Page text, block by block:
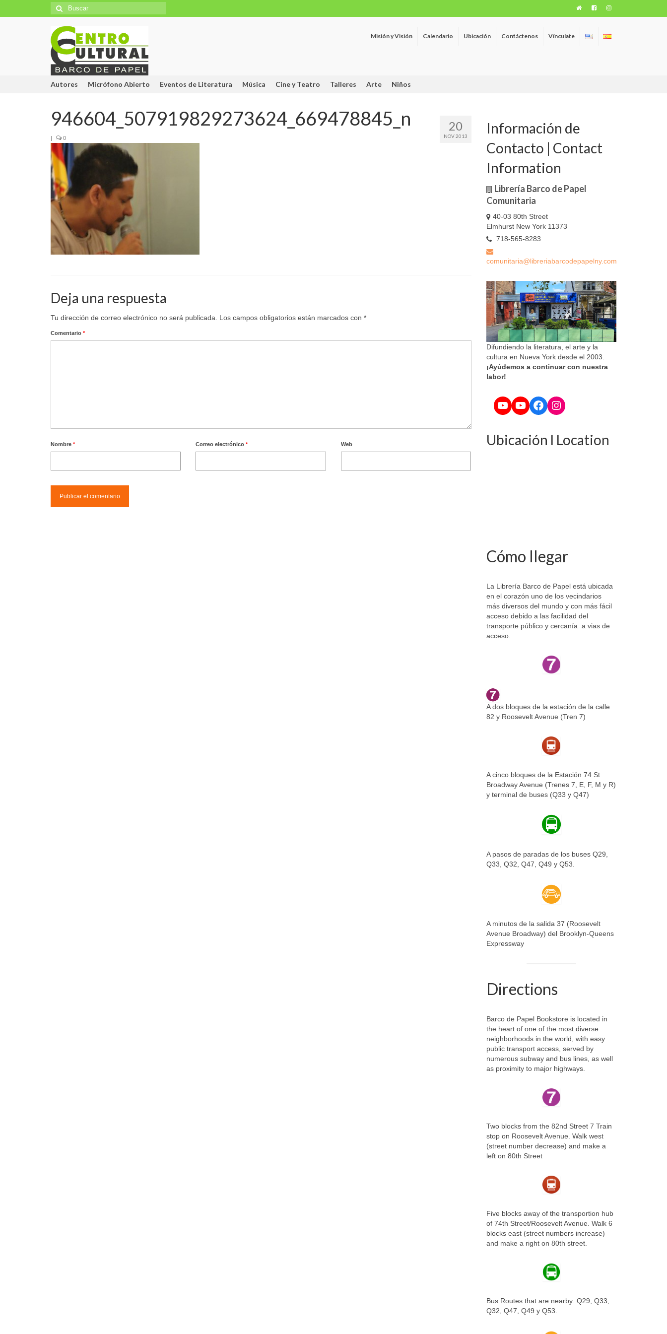
Búsqueda
para:
Misión y Visión Calendario Ubicación Contáctenos Vínculate
Autores Micrófono Abierto Eventos de Literatura Música Cine y Teatro Talleres Arte Niños
20
NOV 2013
946604_507919829273624_669478845_n
| 0
Deja una respuesta
Tu dirección de correo electrónico no será publicada. Los campos obligatorios están marcados con *
Comentario *
Nombre * Correo electrónico* Web
Información de
Contacto | Contact
Information
Librería Barco de Papel
Comunitaria
40-03 80th Street
Elmhurst New York 11373
718-565-8283
comunitaria@libreriabarcodepapelny.com
Difundiendo la literatura, el arte y la
cultura en Nueva York desde el 2003.
¡Ayúdemos a continuar con nuestra
labor!
YouTube
YouTube
Facebook
Instagram
Ubicación l Location
Cómo llegar
La Librería Barco de Papel está ubicada
en el corazón uno de los vecindarios
más diversos del mundo y con más fácil
acceso debido a las facilidad del
transporte público y cercanía a vias de
acceso.
A dos bloques de la estación de la calle
82 y Roosevelt Avenue (Tren 7)
A cinco bloques de la Estación 74 St
Broadway Avenue (Trenes 7, E, F, M y R)
y terminal de buses (Q33 y Q47)
A pasos de paradas de los buses Q29,
Q33, Q32, Q47, Q49 y Q53.
A minutos de la salida 37 (Roosevelt
Avenue Broadway) del Brooklyn-Queens
Expressway
Directions
Barco de Papel Bookstore is located in
the heart of one of the most diverse
neighborhoods in the world, with easy
public transport access, served by
numerous subway and bus lines, as well
as proximity to major highways.
Two blocks from the 82nd Street 7 Train
stop on Roosevelt Avenue. Walk west
(street number decrease) and make a
left on 80th Street
Five blocks away of the transportion hub
of 74th Street/Roosevelt Avenue. Walk 6
blocks east (street numbers increase)
and make a right on 80th street.
Bus Routes that are nearby: Q29, Q33,
Q32, Q47, Q49 y Q53.